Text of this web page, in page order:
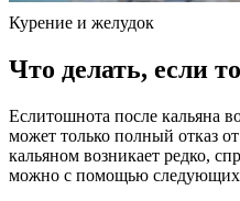
Курение и желудок
Что делать, если
Еслитошнота после кальяна
может только полный отказ
кальяном возникает редко,
можно с помощью следующих